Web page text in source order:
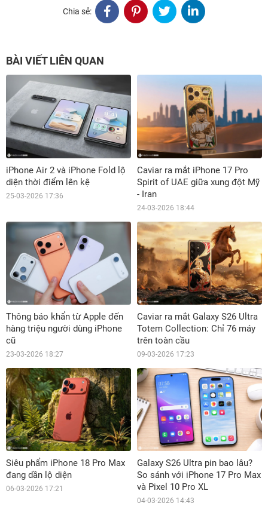
Chia sẻ:
BÀI VIẾT LIÊN QUAN
iPhone Air 2 và iPhone Fold lộ
diện thời điểm lên kệ
25-03-2026 17:36
Caviar ra mắt iPhone 17 Pro
Spirit of UAE giữa xung đột Mỹ
- Iran
24-03-2026 18:44
Thông báo khẩn từ Apple đến
hàng triệu người dùng iPhone
cũ
23-03-2026 18:27
Caviar ra mắt Galaxy S26 Ultra
Totem Collection: Chỉ 76 máy
trên toàn cầu
09-03-2026 17:23
Siêu phẩm iPhone 18 Pro Max
đang dần lộ diện
06-03-2026 17:21
Galaxy S26 Ultra pin bao lâu?
So sánh với iPhone 17 Pro Max
và Pixel 10 Pro XL
04-03-2026 14:43